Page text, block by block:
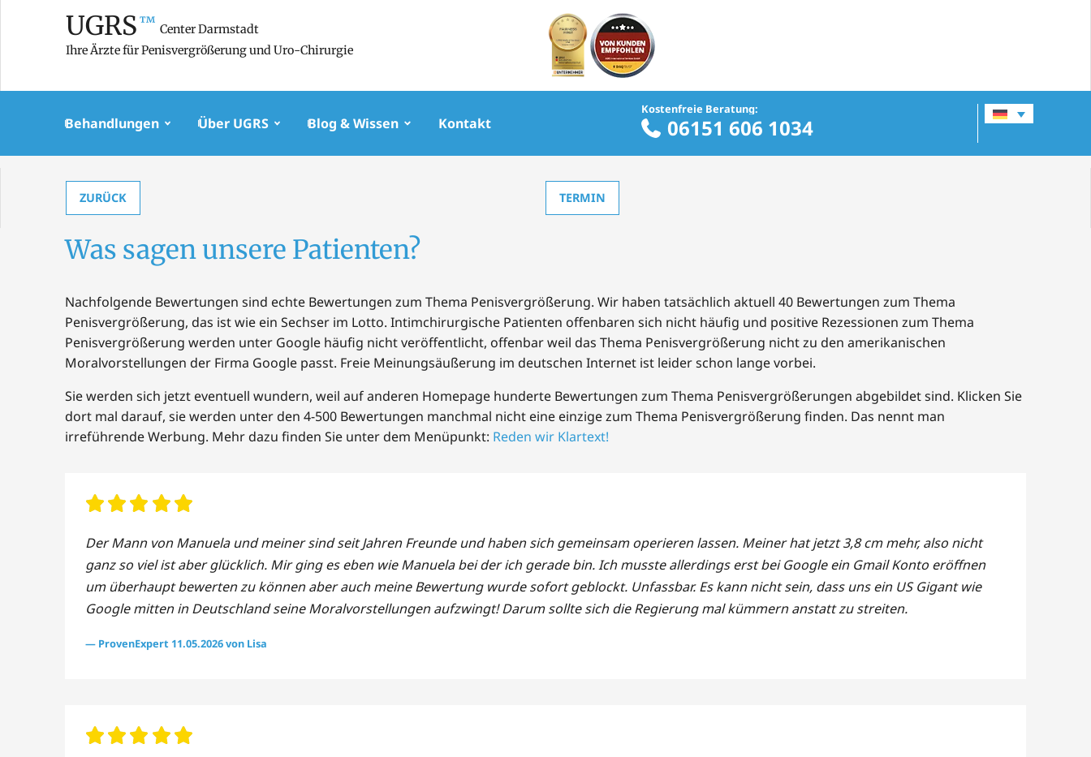
UGRS™ Center Darmstadt
Ihre Ärzte für Penisvergrößerung und Uro-Chirurgie
Behandlungen Über UGRS Blog & Wissen Kontakt
Kostenfreie Beratung:
06151 606 1034
ZURÜCK TERMIN
Was sagen unsere Patienten?
Nachfolgende Bewertungen sind echte Bewertungen zum Thema Penisvergrößerung. Wir haben tatsächlich aktuell 40 Bewertungen zum Thema
Penisvergrößerung, das ist wie ein Sechser im Lotto. Intimchirurgische Patienten offenbaren sich nicht häufig und positive Rezessionen zum Thema
Penisvergrößerung werden unter Google häufig nicht veröffentlicht, offenbar weil das Thema Penisvergrößerung nicht zu den amerikanischen
Moralvorstellungen der Firma Google passt. Freie Meinungsäußerung im deutschen Internet ist leider schon lange vorbei.
Sie werden sich jetzt eventuell wundern, weil auf anderen Homepage hunderte Bewertungen zum Thema Penisvergrößerungen abgebildet sind. Klicken Sie
dort mal darauf, sie werden unter den 4-500 Bewertungen manchmal nicht eine einzige zum Thema Penisvergrößerung finden. Das nennt man
irreführende Werbung. Mehr dazu finden Sie unter dem Menüpunkt: Reden wir Klartext!
Der Mann von Manuela und meiner sind seit Jahren Freunde und haben sich gemeinsam operieren lassen. Meiner hat jetzt 3,8 cm mehr, also nicht
ganz so viel ist aber glücklich. Mir ging es eben wie Manuela bei der ich gerade bin. Ich musste allerdings erst bei Google ein Gmail Konto eröffnen
um überhaupt bewerten zu können aber auch meine Bewertung wurde sofort geblockt. Unfassbar. Es kann nicht sein, dass uns ein US Gigant wie
Google mitten in Deutschland seine Moralvorstellungen aufzwingt! Darum sollte sich die Regierung mal kümmern anstatt zu streiten.
— ProvenExpert 11.05.2026 von Lisa